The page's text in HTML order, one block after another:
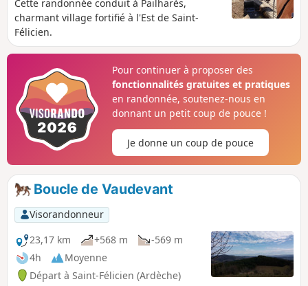
Cette randonnée conduit à Pailharès,
charmant village fortifié à l'Est de Saint-
Félicien.
Pour continuer à proposer des
fonctionnalités gratuites et pratiques
en randonnée, soutenez-nous en
donnant un petit coup de pouce !
Je donne un coup de pouce
Boucle de Vaudevant
Visorandonneur
23,17 km
+568 m
-569 m
4h
Moyenne
Départ à Saint-Félicien (Ardèche)